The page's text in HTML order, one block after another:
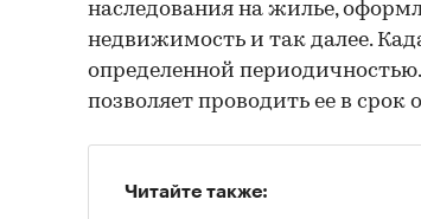
наследования на жилье,
недвижимость и так далее.
определенной
позволяет проводить ее в срок
Читайте также: